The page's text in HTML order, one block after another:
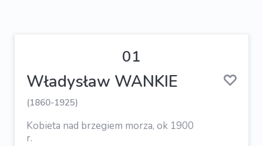
01
Władysław WANKIE
(1860-1925)
Kobieta nad brzegiem morza, ok 1900
r.